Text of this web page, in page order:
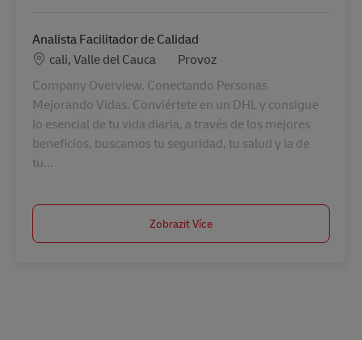
Analista Facilitador de Calidad
Location
cali, Valle del Cauca Kategorie
Provoz
Company Overview. Conectando Personas
Mejorando Vidas. Conviértete en un DHL y consigue
lo esencial de tu vida diaria, a través de los mejores
beneficios, buscamos tu seguridad, tu salud y la de
tu...
Zobrazit Více